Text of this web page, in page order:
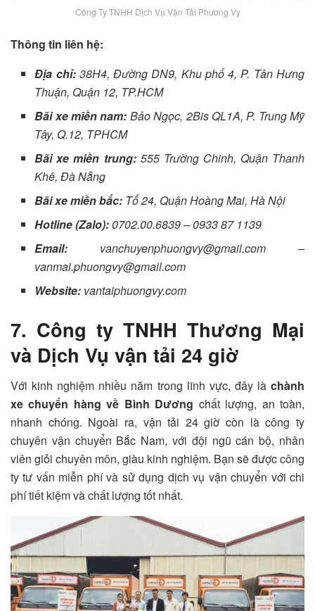
Công Ty TNHH Dịch Vụ Vận Tải Phương Vy
Thông tin liên hệ:
Địa chỉ: 38H4, Đường DN9, Khu phố 4, P. Tân Hưng
Thuận, Quận 12, TP.HCM
Bãi xe miền nam: Bảo Ngọc, 2Bis QL1A, P. Trung Mỹ
Tây, Q.12, TPHCM
Bãi xe miền trung:555 Trường Chinh, Quận Thanh
Khê, Đà Nẵng
Bãi xe miền bắc: Tổ 24, Quận Hoàng Mai, Hà Nội
Hotline (Zalo):0702.00.6839 – 0933 87 1139
Email: vanchuyenphuongvy@gmail.com –
vanmai.phuongvy@gmail.com
Website: vantaiphuongvy.com
7. Công ty TNHH Thương Mại
và Dịch Vụ vận tải 24 giờ
Với kinh nghiệm nhiều năm trong lĩnh vực, đây là chành
xe chuyển hàng về Bình Dương chất lượng, an toàn,
nhanh chóng. Ngoài ra, vận tải 24 giờ còn là công ty
chuyên vận chuyển Bắc Nam, với đội ngũ cán bộ, nhân
viên giỏi chuyên môn, giàu kinh nghiệm. Bạn sẽ được công
ty tư vấn miễn phí và sử dụng dịch vụ vận chuyển với chi
phí tiết kiệm và chất lượng tốt nhất.